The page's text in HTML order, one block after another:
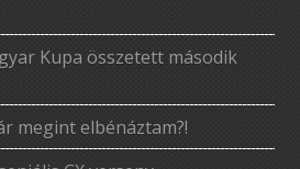
Kupa összetett második
megint elbénáztam?!